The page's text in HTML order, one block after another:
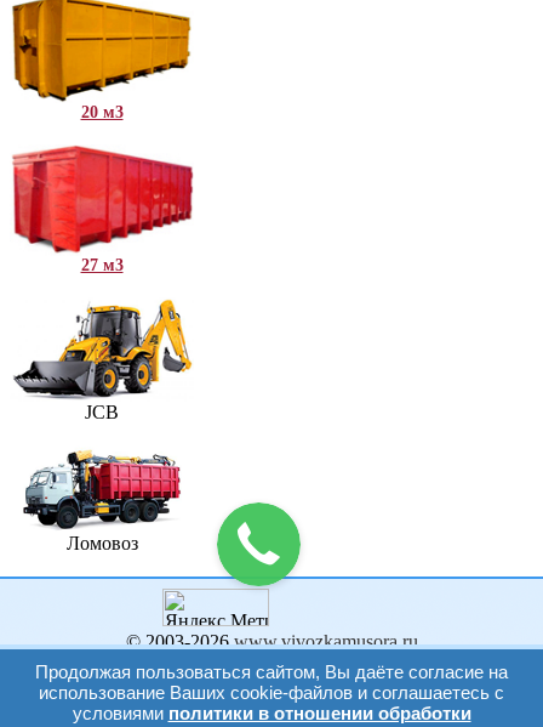
20 м3
27 м3
JCB
Ломовоз
© 2003-2026www.vivozkamusora.ru
Продвижение сайта: aceweb.ru
Продолжая пользоваться сайтом, Вы даёте согласие на
использование Ваших cookie-файлов и соглашаетесь с
условиями политики в отношении обработки